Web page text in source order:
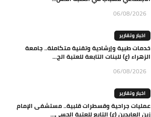
06/08/2026
اخبار وتقارير
خدمات طبية وإرشادية وتقنية متكاملة.. جامعة
الزهراء (ع) للبنات التابعة للعتبة الح...
06/08/2026
اخبار وتقارير
عمليات جراحية وقسطرات قلبية.. مستشفى الإمام
زين العابدين (ع) التابع للعتبة الحسي...